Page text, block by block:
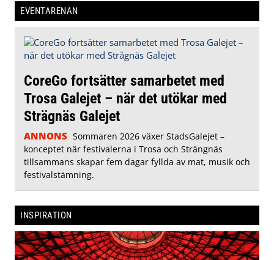
EVENTARENAN
CoreGo fortsätter samarbetet med
Trosa Galejet – när det utökar med
Strägnäs Galejet
ANNONS Sommaren 2026 växer StadsGalejet –
konceptet när festivalerna i Trosa och Strängnäs
tillsammans skapar fem dagar fyllda av mat, musik och
festivalstämning.
INSPIRATION